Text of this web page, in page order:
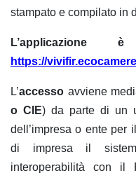
stampato e compilato in
L’applicazione
https://
L’accesso avviene
o CIE) da parte di un
dell’impresa o ente per
di impresa il
interoperabilità con il